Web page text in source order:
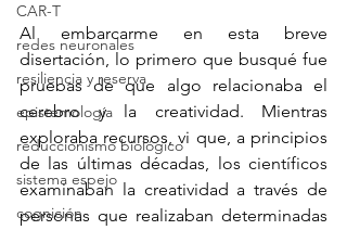
CAR-T
redes neuronales
resiliencia y reserva
epistemología
reduccionismo biológico
sistema espejo
cognición
Al embarcarme en esta breve
disertación, lo primero que busqué fue
pruebas de que algo relacionaba el
cerebro y la creatividad. Mientras
exploraba recursos, vi que, a principios
de las últimas décadas, los científicos
examinaban la creatividad a través de
personas que realizaban determinadas